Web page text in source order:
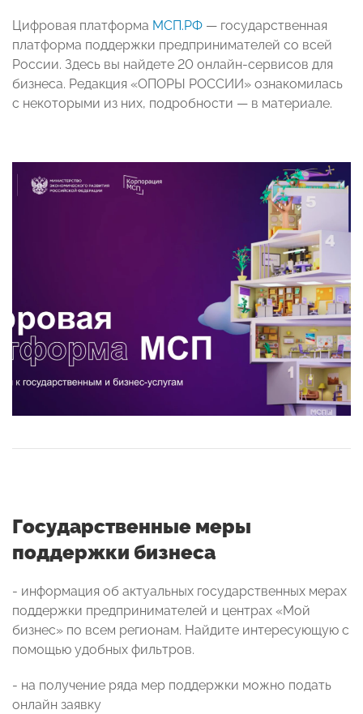
Цифровая платформа МСП.РФ — государственная
платформа поддержки предпринимателей со всей
России. Здесь вы найдете 20 онлайн-сервисов для
бизнеса. Редакция «ОПОРЫ РОССИИ» ознакомилась
с некоторыми из них, подробности — в материале.
Государственные меры
поддержки бизнеса
- информация об актуальных государственных мерах
поддержки предпринимателей и центрах «Мой
бизнес» по всем регионам. Найдите интересующую с
помощью удобных фильтров.
- на получение ряда мер поддержки можно подать
онлайн заявку